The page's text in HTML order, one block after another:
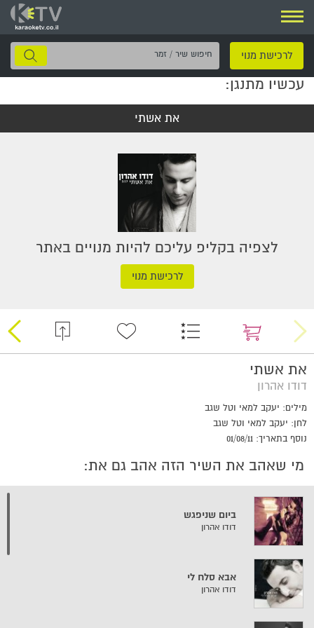
ניווט
לרכישת מנוי
חיפוש
שיר
עכשיו מתנגן:
את אשתי
לצפיה בקליפ עליכם להיות מנויים באתר
לרכישת מנוי
את אשתי
דודו אהרון
מילים: יעקב למאי וטל שגב
לחן: יעקב למאי וטל שגב
נוסף בתאריך: 01/08/11
מי שאהב את השיר הזה אהב גם את:
ביום שניפגש
דודו אהרון
אבא סלח לי
דודו אהרון